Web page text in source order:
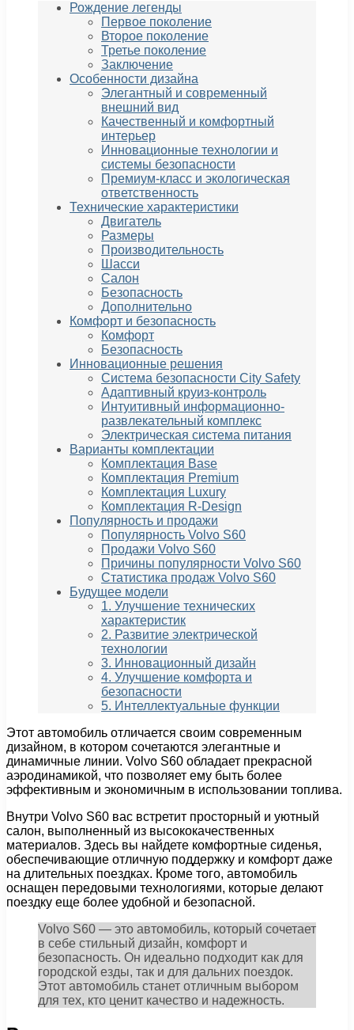
Рождение легенды
Первое поколение
Второе поколение
Третье поколение
Заключение
Особенности дизайна
Элегантный и современный
внешний вид
Качественный и комфортный
интерьер
Инновационные технологии и
системы безопасности
Премиум-класс и экологическая
ответственность
Технические характеристики
Двигатель
Размеры
Производительность
Шасси
Салон
Безопасность
Дополнительно
Комфорт и безопасность
Комфорт
Безопасность
Инновационные решения
Система безопасности City Safety
Адаптивный круиз-контроль
Интуитивный информационно-
развлекательный комплекс
Электрическая система питания
Варианты комплектации
Комплектация Base
Комплектация Premium
Комплектация Luxury
Комплектация R-Design
Популярность и продажи
Популярность Volvo S60
Продажи Volvo S60
Причины популярности Volvo S60
Статистика продаж Volvo S60
Будущее модели
1. Улучшение технических
характеристик
2. Развитие электрической
технологии
3. Инновационный дизайн
4. Улучшение комфорта и
безопасности
5. Интеллектуальные функции
Этот автомобиль отличается своим современным
дизайном, в котором сочетаются элегантные и
динамичные линии. Volvo S60 обладает прекрасной
аэродинамикой, что позволяет ему быть более
эффективным и экономичным в использовании топлива.
Внутри Volvo S60 вас встретит просторный и уютный
салон, выполненный из высококачественных
материалов. Здесь вы найдете комфортные сиденья,
обеспечивающие отличную поддержку и комфорт даже
на длительных поездках. Кроме того, автомобиль
оснащен передовыми технологиями, которые делают
поездку еще более удобной и безопасной.
Volvo S60 — это автомобиль, который сочетает
в себе стильный дизайн, комфорт и
безопасность. Он идеально подходит как для
городской езды, так и для дальних поездок.
Этот автомобиль станет отличным выбором
для тех, кто ценит качество и надежность.